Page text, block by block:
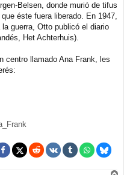
Belsen, donde murió de tifus
éste fuera liberado. En 1947,
guerra, Otto publicó el diario
Het Achterhuis).
centro llamado Ana Frank, les